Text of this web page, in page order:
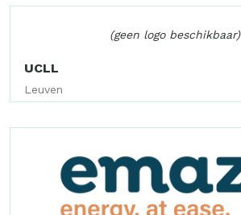
(geen logo beschikbaar)
UCLL
Leuven